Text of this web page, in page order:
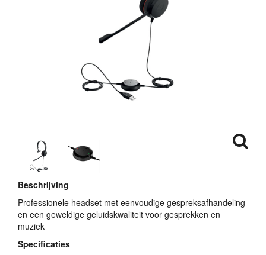
Beschrijving
Professionele headset met eenvoudige gespreksafhandeling
en een geweldige geluidskwaliteit voor gesprekken en
muziek
Specificaties